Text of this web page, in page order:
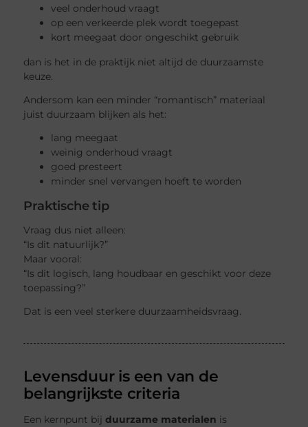
veel onderhoud vraagt
op een verkeerde plek wordt toegepast
kort meegaat door ongeschikt gebruik
dan is het in de praktijk niet altijd de duurzaamste
keuze.
Andersom kan een minder “romantisch” materiaal
juist duurzaam blijken als het:
lang meegaat
weinig onderhoud vraagt
goed presteert
minder snel vervangen hoeft te worden
Praktische tip
Vraag dus niet alleen:
“Is dit natuurlijk?”
Maar vooral:
“Is dit logisch, lang houdbaar en geschikt voor deze
toepassing?”
Dat is een veel sterkere duurzaamheidsvraag.
Levensduur is een van de
belangrijkste criteria
Een kernpunt bijduurzame materialen is